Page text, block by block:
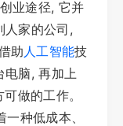
业途径, 它并
人家的公司,
助 人工智能技
电脑, 再加上
做的工作。
种低成本、